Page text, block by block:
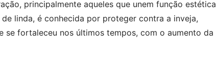
principalmente aqueles que unem função estética
linda, é conhecida por proteger contra a inveja,
fortaleceu nos últimos tempos, com o aumento da